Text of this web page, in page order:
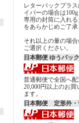
レターパックプラ
イバーの場合は
専用の封筒に入れ
をあらかじめご了承
それ以上の量の場
ご選択ください。
日本郵便 ゆうパック
普通郵便で全国へ配
20,000円以上のお
ます。
日本郵便 定形外・